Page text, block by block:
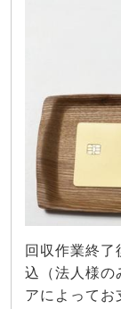
回収作業終了
込（法人様の
アによってお